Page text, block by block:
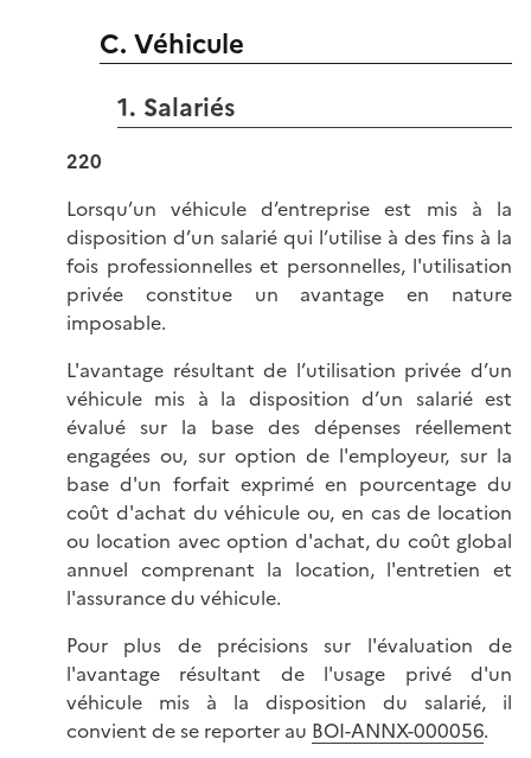
C. Véhicule
1. Salariés
220
Lorsqu’un véhicule d’entreprise est mis à la
disposition d’un salarié qui l’utilise à des fins à la
fois professionnelles et personnelles, l'utilisation
privée constitue un avantage en nature
imposable.
L'avantage résultant de l’utilisation privée d’un
véhicule mis à la disposition d’un salarié est
évalué sur la base des dépenses réellement
engagées ou, sur option de l'employeur, sur la
base d'un forfait exprimé en pourcentage du
coût d'achat du véhicule ou, en cas de location
ou location avec option d'achat, du coût global
annuel comprenant la location, l'entretien et
l'assurance du véhicule.
Pour plus de précisions sur l'évaluation de
l'avantage résultant de l'usage privé d'un
véhicule mis à la disposition du salarié, il
convient de se reporter au BOI-ANNX-000056.